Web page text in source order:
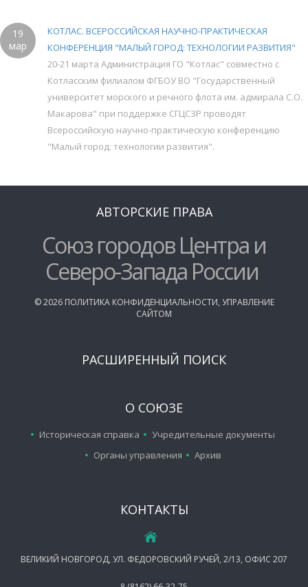
19
мар
КОТЛАС. ВСЕРОССИЙСКАЯ НАУЧНО-ПРАКТИЧЕСКАЯ
КОНФЕРЕНЦИЯ "МАЛЫЙ ГОРОД: ТЕХНОЛОГИИ РАЗВИТИЯ"
20-21 марта Администрация ГО "Котлас" совместно с
Котласским филиалом ФГБОУ ВО "Государственный
университет морского и речного флота им. адмирала С.О.
Макарова" при поддержке СГЦСЗР проводят
Всероссийскую научно-практическую конференцию
"Малый город: технологии развития".
АВТОРСКИЕ ПРАВА
Союз городов Центра и
Северо-Запада России
©2026 ПОЛИТИКА КОНФИДЕНЦИАЛЬНОСТИ, УПРАВЛЕНИЕ
САЙТОМ
РАСШИРЕННЫЙ ПОИСК
О СОЮЗЕ
Историческая справка
Учредительные документы
Органы управления
Архив
КОНТАКТЫ
ВЕЛИКИЙ НОВГОРОД, УЛ. ФЕДОРОВСКИЙ РУЧЕЙ, 2/13, ОФИС 207